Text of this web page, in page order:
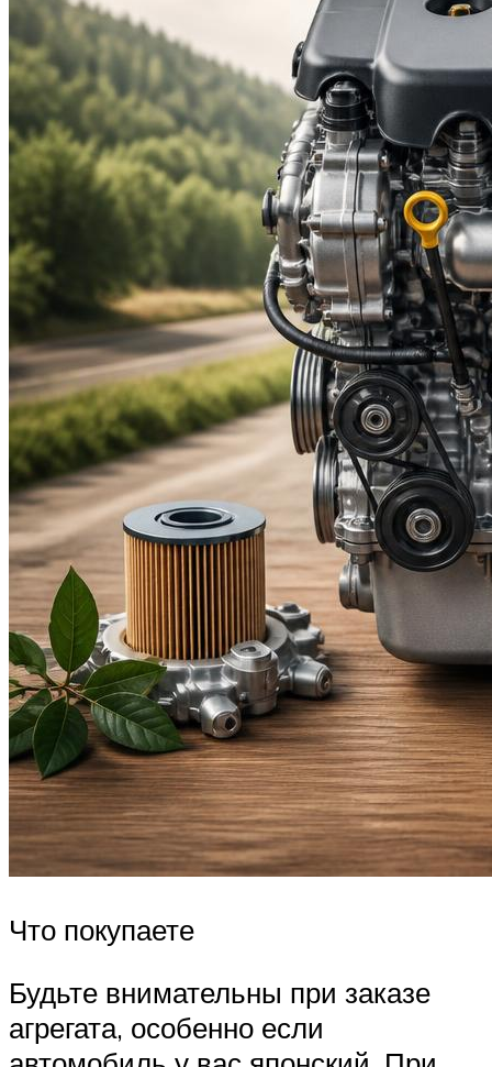
Что покупаете
Будьте внимательны при заказе
агрегата, особенно если